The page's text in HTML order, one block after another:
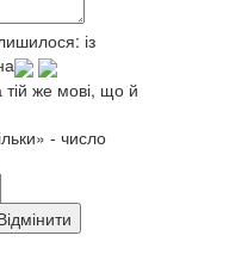
із
тій же мові, що й
- число